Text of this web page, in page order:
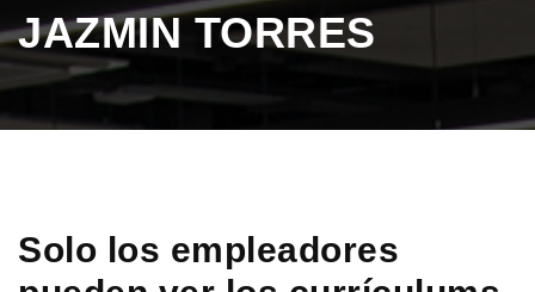
JAZMIN TORRES
Solo los empleadores